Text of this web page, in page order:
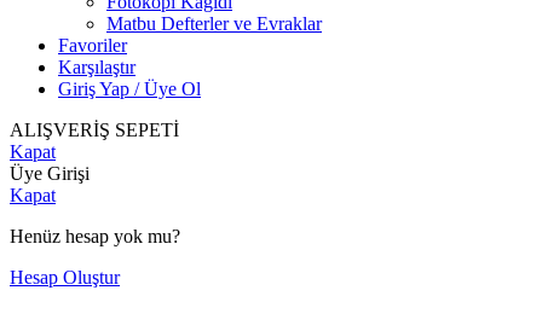
Matbu Defterler ve Evraklar
Favoriler
Karşılaştır
Giriş Yap / Üye Ol
ALIŞVERİŞ SEPETİ
Kapat
Üye Girişi
Kapat
Henüz hesap yok mu?
Hesap Oluştur